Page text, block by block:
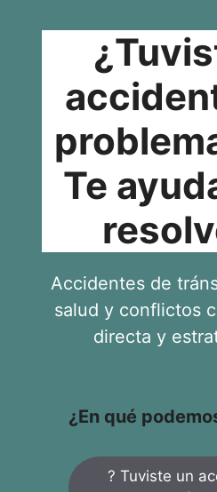
Te
Accidentes de
salud y conflictos
directa y
¿En qué
? Tuviste un